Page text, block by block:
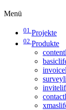
Menü
01 Projekte
02 Produkte